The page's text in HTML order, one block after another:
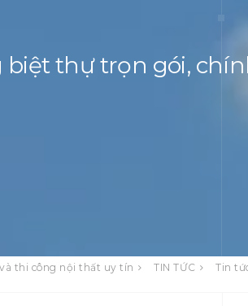
biệt thự trọn gói,
thi công nội thất uy tín TIN TỨC Tin